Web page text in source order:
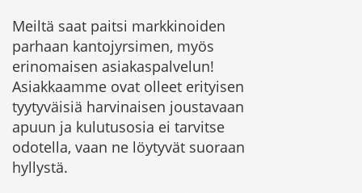
Meiltä saat paitsi markkinoiden
parhaan kantojyrsimen, myös
erinomaisen asiakaspalvelun!
Asiakkaamme ovat olleet erityisen
tyytyväisiä harvinaisen joustavaan
apuun ja kulutusosia ei tarvitse
odotella, vaan ne löytyvät suoraan
hyllystä.